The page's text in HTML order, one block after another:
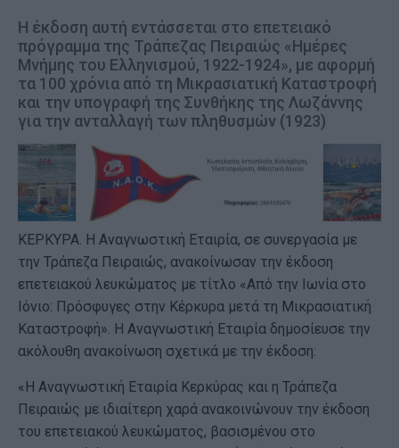
Η έκδοση αυτή εντάσσεται στο επετειακό
πρόγραμμα της Τράπεζας Πειραιώς «Ημέρες
Μνήμης του Ελληνισμού, 1922-1924», με αφορμή
τα 100 χρόνια από τη Μικρασιατική Καταστροφή
και την υπογραφή της Συνθήκης της Λωζάννης
για την ανταλλαγή των πληθυσμών (1923)
ΚΕΡΚΥΡΑ. Η Αναγνωστική Εταιρία, σε συνεργασία με
την Τράπεζα Πειραιώς, ανακοίνωσαν την έκδοση
επετειακού λευκώματος με τίτλο «Από την Ιωνία στο
Ιόνιο: Πρόσφυγες στην Κέρκυρα μετά τη Μικρασιατική
Καταστροφή». Η Αναγνωστική Εταιρία δημοσίευσε την
ακόλουθη ανακοίνωση σχετικά με την έκδοση:
«Η Αναγνωστική Εταιρία Κερκύρας και η Τράπεζα
Πειραιώς με ιδιαίτερη χαρά ανακοινώνουν την έκδοση
του επετειακού λευκώματος, βασισμένου στο